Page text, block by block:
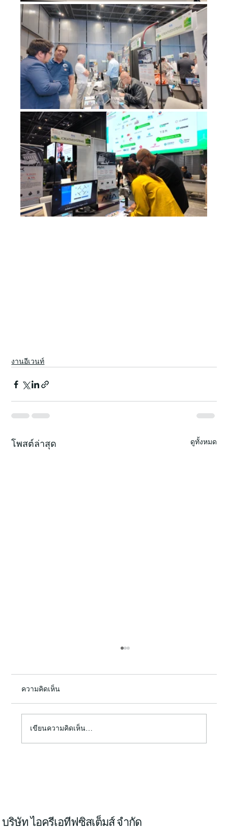
งานอีเวนท์
โพสต์ล่าสุด ดูทั้งหมด
ความคิดเห็น
เขียนความคิดเห็น…
บริษัท ไอครีเอทีฟซิสเต็มส์ จำกัด